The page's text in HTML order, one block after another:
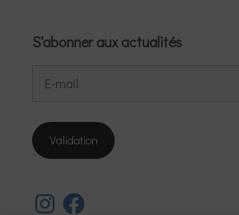
S'abonner aux actualités
mail
Validation
InstagramFacebook